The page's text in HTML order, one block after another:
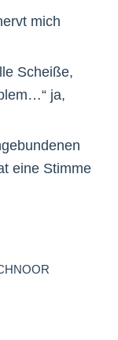
mich
Scheiße,
ja,
eine Stimme